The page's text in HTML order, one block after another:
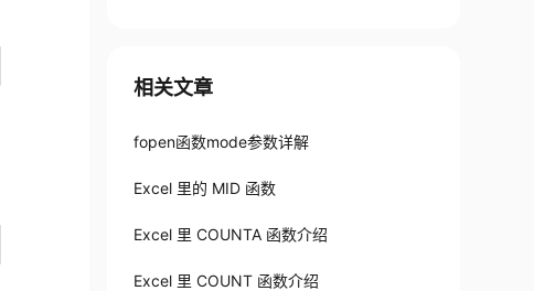
相关文章
fopen函数mode参数详解
Excel 里的 MID 函数
Excel 里 COUNTA 函数介绍
Excel 里 COUNT 函数介绍